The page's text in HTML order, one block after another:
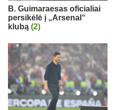
B. Guimaraesas oficialiai
persikėlė į „Arsenal“
klubą (2)